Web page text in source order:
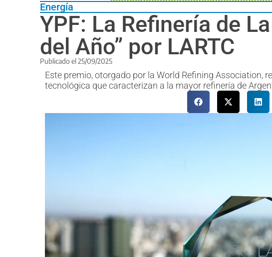
Energía
YPF: La Refinería de
del Año” por LARTC
Publicado el 25/09/2025
Este premio, otorgado por la World Refining Association,
tecnológica que caracterizan a la mayor refinería de